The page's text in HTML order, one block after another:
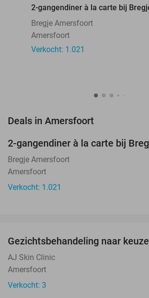
2-gangendiner à la carte bij
Bregje Amersfoort
Amersfoort
Verkocht: 1.021
Deals in Amersfoort
2-gangendiner à la carte bij
Bregje Amersfoort
Amersfoort
Verkocht: 1.021
TODAY
Gezichtsbehandeling naar keuze
AJ Skin Clinic
Amersfoort
Verkocht: 3